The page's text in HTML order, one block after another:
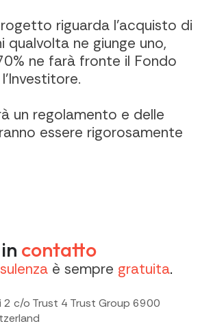
riguarda l’acquisto di
qualvolta ne giunge uno,
ne farà fronte il Fondo
un regolamento e delle
essere rigorosamente
contatto
è sempre gratuita.
2 c/o Trust 4 Trust Group 6900